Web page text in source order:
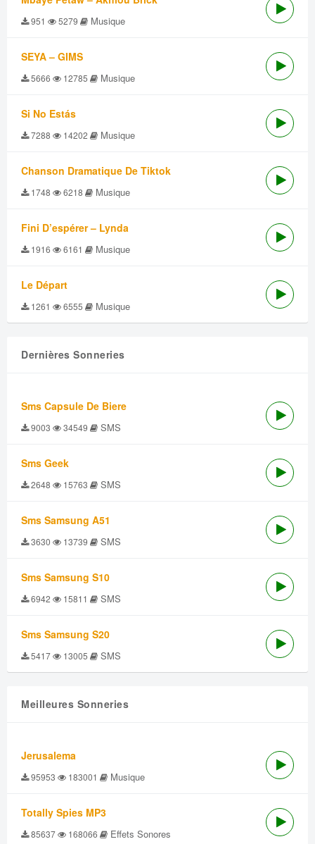
951 5279 Musique
SEYA – GIMS
5666 12785 Musique
Si No Estás
7288 14202 Musique
Chanson Dramatique De Tiktok
1748 6218 Musique
Fini D’espérer – Lynda
1916 6161 Musique
Le Départ
1261 6555 Musique
Dernières Sonneries
Sms Capsule De Biere
9003 34549 SMS
Sms Geek
2648 15763 SMS
Sms Samsung A51
3630 13739 SMS
Sms Samsung S10
6942 15811 SMS
Sms Samsung S20
5417 13005 SMS
Meilleures Sonneries
Jerusalema
95953 183001 Musique
Totally Spies MP3
85637 168066 Effets Sonores